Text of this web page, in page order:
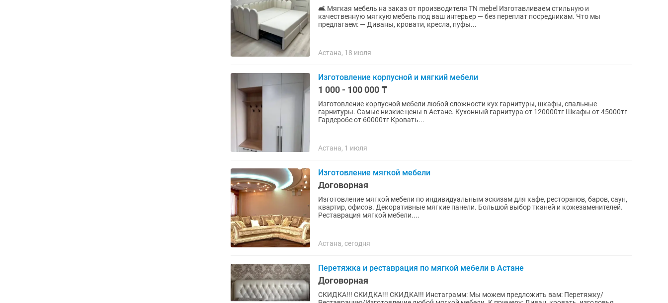
🛋️ Мягкая мебель на заказ от производителя TN mebel Изготавливаем стильную и
качественную мягкую мебель под ваш интерьер — без переплат посредникам. Что мы
предлагаем: — Диваны, кровати, кресла, пуфы...
Астана, 18 июля
Изготовление корпусной и мягкий мебели
1 000 - 100 000 ₸
Изготовление корпусной мебели любой сложности кух гарнитуры, шкафы, спальные
гарнитуры. Самые низкие цены в Астане. Кухонный гарнитура от 120000тг Шкафы от 45000тг
Гардеробе от 60000тг Кровать...
Астана, 1 июля
Изготовление мягкой мебели
Договорная
Изготовление мягкой мебели по индивидуальным эскизам для кафе, ресторанов, баров, саун,
квартир, офисов. Декоративные мягкие панели. Большой выбор тканей и кожезаменителей.
Реставрация мягкой мебели....
Астана, сегодня
Перетяжка и реставрация по мягкой мебели в Астане
Договорная
СКИДКА!!! СКИДКА!!! СКИДКА!!! Инстаграмм: Мы можем предложить вам: Перетяжку/